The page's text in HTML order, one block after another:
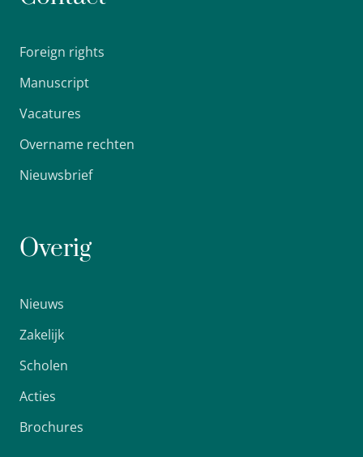
Foreign rights
Manuscript
Vacatures
Overname rechten
Nieuwsbrief
Overig
Nieuws
Zakelijk
Scholen
Acties
Brochures